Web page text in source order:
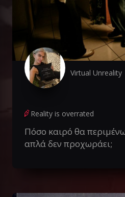
Virtual Unreality
Reality is overrated
Πόσο καιρό θα
απλά δεν προχωράει;